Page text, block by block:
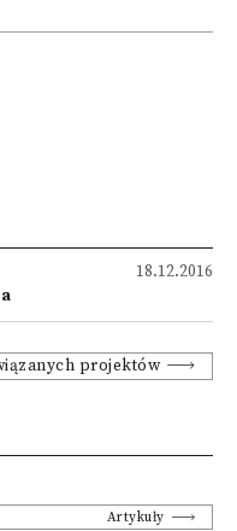
18.12.2016
projektów
Artykuły